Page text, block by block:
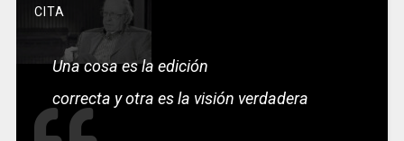
CITA
Una cosa es la edición
correcta y otra es la visión verdadera